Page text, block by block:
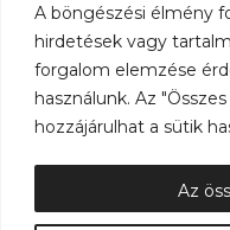
A böngészési élmény
hirdetések vagy
forgalom elemzése
használunk. Az
hozzájárulhat a sütik
Az